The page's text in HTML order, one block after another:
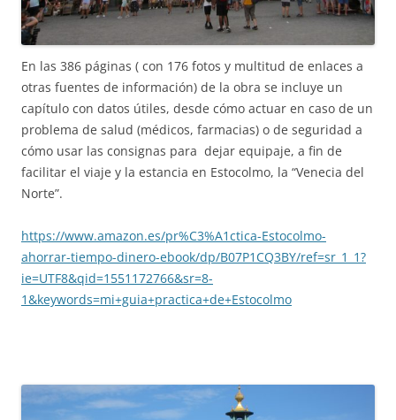
En las 386 páginas ( con 176 fotos y multitud de enlaces a
otras fuentes de información) de la obra se incluye un
capítulo con datos útiles, desde cómo actuar en caso de un
problema de salud (médicos, farmacias) o de seguridad a
cómo usar las consignas para dejar equipaje, a fin de
facilitar el viaje y la estancia en Estocolmo, la “Venecia del
Norte”.
https://www.amazon.es/pr%C3%A1ctica-Estocolmo-
ahorrar-tiempo-dinero-ebook/dp/B07P1CQ3BY/ref=sr_1_1?
ie=UTF8&qid=1551172766&sr=8-
1&keywords=mi+guia+practica+de+Estocolmo